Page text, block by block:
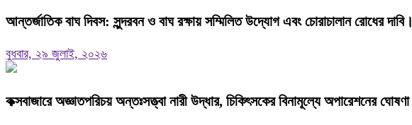
আন্তর্জাতিক বাঘ দিবস: সুন্দরবন ও বাঘ রক্ষায় সম্মিলিত উদ্যোগ এবং চোরাচালান রোধের দাবি।
বুধবার, ২৯ জুলাই, ২০২৬
কক্সবাজারে অজ্ঞাতপরিচয় অন্তঃসত্ত্বা নারী উদ্ধার, চিকিৎসকের বিনামূল্যে অপারেশনের ঘোষণা